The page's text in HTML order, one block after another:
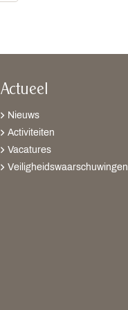
Actueel
Nieuws
Activiteiten
Vacatures
Veiligheidswaarschuwingen